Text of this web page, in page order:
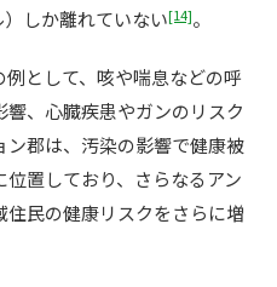
しか離れていない[14]。
として、咳や喘息などの呼
、心臓疾患やガンのリスク
郡は、汚染の影響で健康被
置しており、さらなるアン
民の健康リスクをさらに増